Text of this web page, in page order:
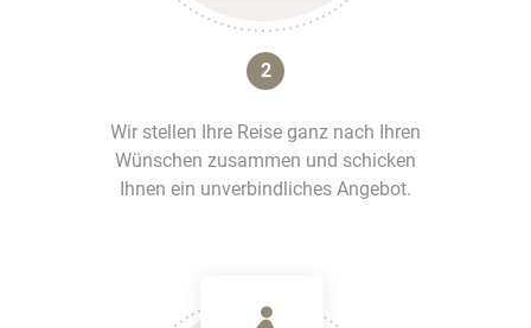
2
Wir stellen Ihre Reise ganz nach Ihren
Wünschen zusammen und schicken
Ihnen ein unverbindliches Angebot.